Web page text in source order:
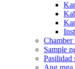
Chamber
Sample
Pasilidad
Ang mga